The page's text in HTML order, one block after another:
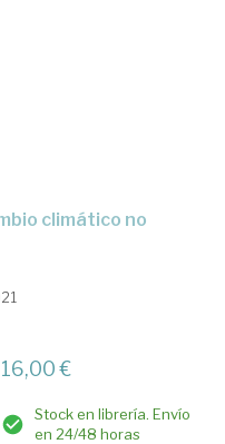
16,00 €
Stock en librería. Envío
en 24/48 horas